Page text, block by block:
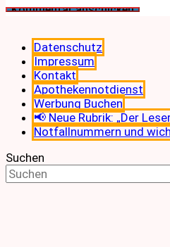
Datenschutz
Impressum
Kontakt
Apothekennotdienst
Werbung Buchen
📢 Neue Rubrik: „Der
Notfallnummern und
Suchen